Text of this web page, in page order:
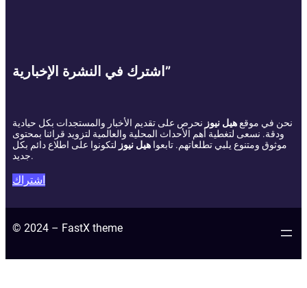
اشترك في النشرة الإخبارية”
نحن في موقع هيل نيوز نحرص على تقديم الأخبار والمستجدات بكل حيادية
ودقة. نسعى لتغطية أهم الأحداث المحلية والعالمية لتزويد قرائنا بمحتوى
موثوق ومتنوع يلبي تطلعاتهم. تابعوا هيل نيوز لتكونوا على اطلاع دائم بكل
جديد.
اشتراك
© 2024 – FastX theme